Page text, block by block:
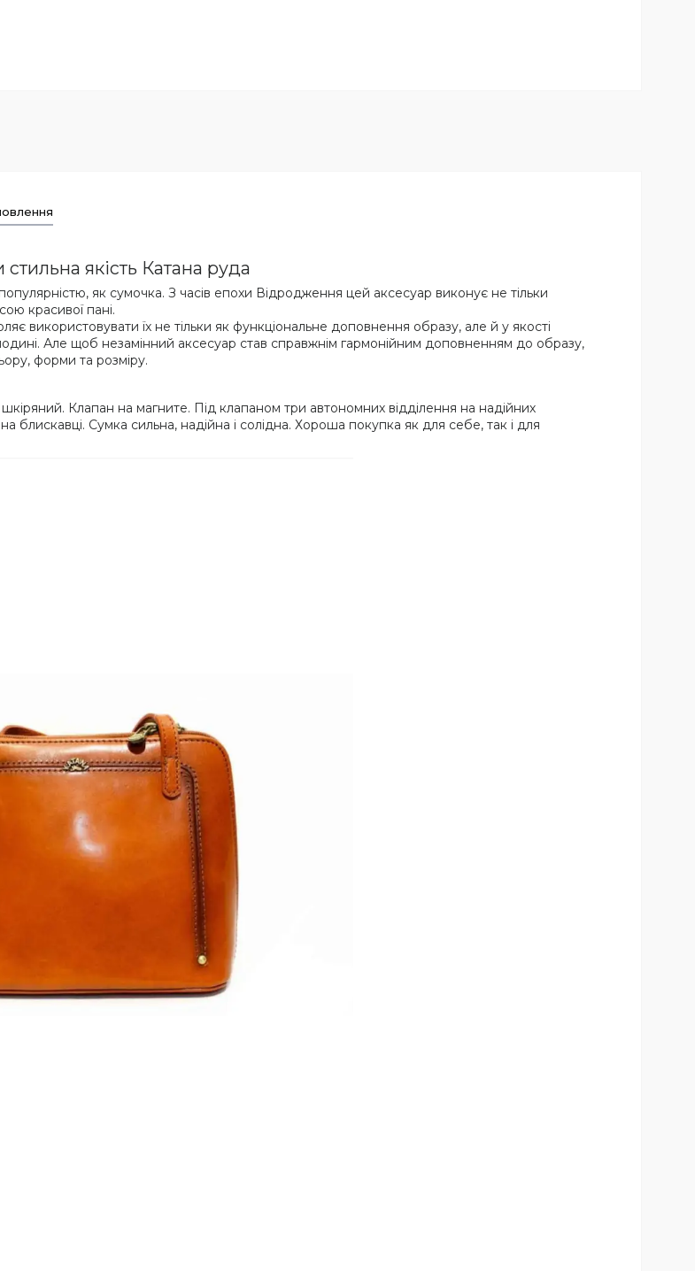
якість Катана руда
як сумочка. З часів епохи Відродження цей аксесуар виконує не тільки
красивої пані.
використовувати їх не тільки як функціональне доповнення образу, але й у якості
Але щоб незамінний аксесуар став справжнім гармонійним доповненням до образу,
форми та розміру.
Клапан на магните. Під клапаном три автономних відділення на надійних
блискавці. Сумка сильна, надійна і солідна. Хороша покупка як для себе, так і для